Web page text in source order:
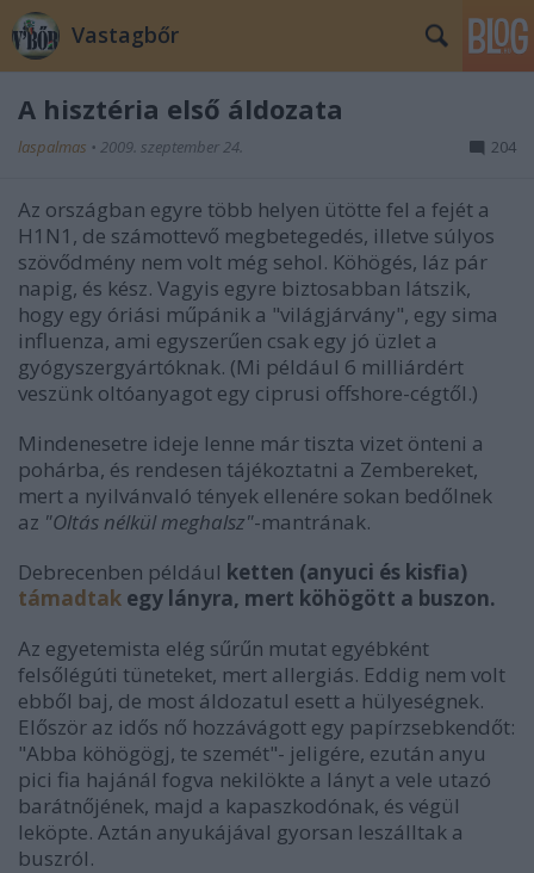
Vastagbőr
A hisztéria első áldozata
laspalmas • 2009. szeptember 24. 204
Az országban egyre több helyen ütötte fel a fejét a
H1N1, de számottevő megbetegedés, illetve súlyos
szövődmény nem volt még sehol. Köhögés, láz pár
napig, és kész. Vagyis egyre biztosabban látszik,
hogy egy óriási műpánik a "világjárvány", egy sima
influenza, ami egyszerűen csak egy jó üzlet a
gyógyszergyártóknak. (Mi például 6 milliárdért
veszünk oltóanyagot egy ciprusi offshore-cégtől.)
Mindenesetre ideje lenne már tiszta vizet önteni a
pohárba, és rendesen tájékoztatni a Zembereket,
mert a nyilvánvaló tények ellenére sokan bedőlnek
az "Oltás nélkül meghalsz"-mantrának.
Debrecenben például ketten (anyuci és kisfia)
támadtak egy lányra, mert köhögött a buszon.
Az egyetemista elég sűrűn mutat egyébként
felsőlégúti tüneteket, mert allergiás. Eddig nem volt
ebből baj, de most áldozatul esett a hülyeségnek.
Először az idős nő hozzávágott egy papírzsebkendőt:
"Abba köhögögj, te szemét"- jeligére, ezután anyu
pici fia hajánál fogva nekilökte a lányt a vele utazó
barátnőjének, majd a kapaszkodónak, és végül
leköpte. Aztán anyukájával gyorsan leszálltak a
buszról.